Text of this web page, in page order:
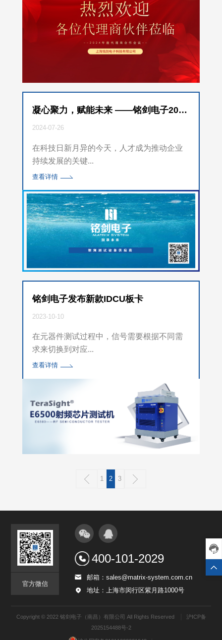
凝心聚力，赋能未来 ——铭剑电子2024年第一期新员工培训圆满举行
2024-07-26
在科技日新月异的今天，人才成为推动企业
持续发展的关键...
查看详情
铭剑电子发布新款IDCU板卡
2023-10-10
在元器件测试过程中，信号需要根据不同需
求来切换到对应...
查看详情
1 2 3
官方微信
400-101-2029
邮箱：sales@matrix-system.com.cn
地址：上海市闵行区紫月路1000号
Copyright © 2022 铭剑电子（南昌）有限公司 All Rights Reserved
沪ICP备
2025154488号-2